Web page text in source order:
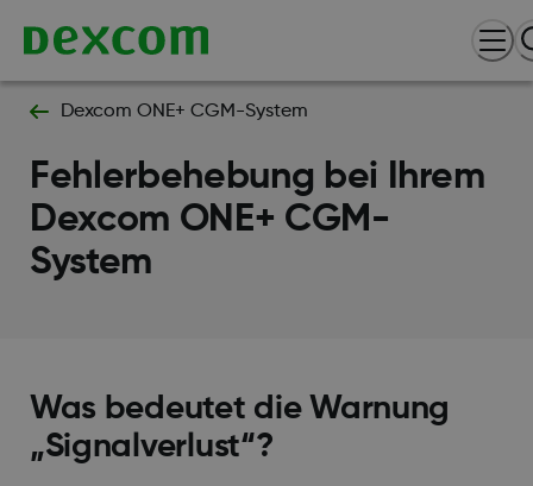
Dexcom ONE+ CGM-System
Fehlerbehebung bei Ihrem
Dexcom ONE+ CGM-
System
Was bedeutet die Warnung
„Signalverlust“?